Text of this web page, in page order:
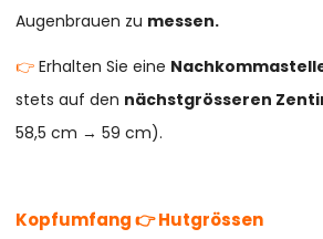
Augenbrauen zu messen.
👉Erhalten Sie eine
stets auf den nächstgrösseren
58,5 cm → 59 cm).
Kopfumfang 👉 Hutgrössen